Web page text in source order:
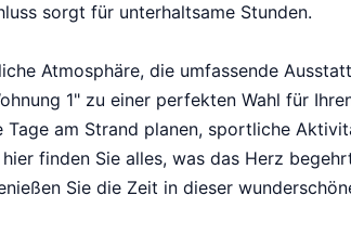
sorgt für unterhaltsame Stunden.
Atmosphäre, die umfassende
1" zu einer perfekten Wahl für
Tage am Strand planen, sportliche
finden Sie alles, was das Herz
Sie die Zeit in dieser